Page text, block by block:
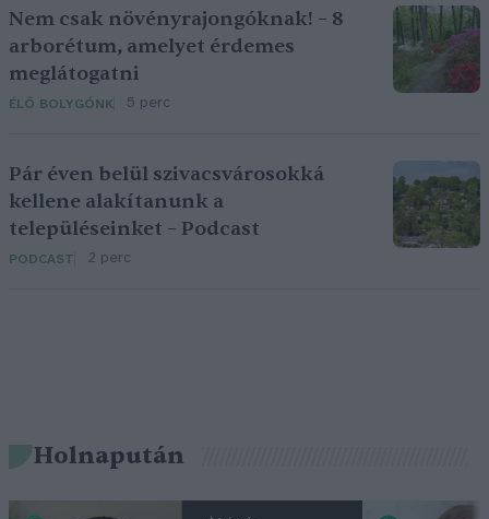
Nem csak növényrajongóknak! – 8
arborétum, amelyet érdemes
meglátogatni
ÉLŐ BOLYGÓNK 5 perc
Pár éven belül szivacsvárosokká
kellene alakítanunk a
településeinket – Podcast
PODCAST 2 perc
Holnapután